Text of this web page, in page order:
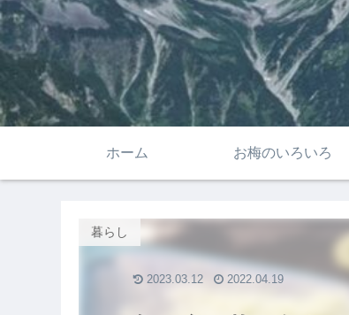
ホーム お梅のいろいろ
暮らし
2023.03.12 2022.04.19